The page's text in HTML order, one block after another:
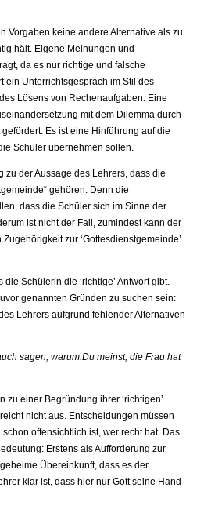
Vorgaben keine andere Alternative als zu
hält. Eigene Meinungen und
da es nur richtige und falsche
ein Unterrichtsgespräch im Stil des
Lösens von Rechenaufgaben. Eine
mit dem Dilemma durch
Es ist eine Hinführung auf die
Schüler übernehmen sollen.
zu der Aussage des Lehrers, dass die
gehören. Denn die
dass die Schüler sich im Sinne der
ist nicht der Fall, zumindest kann der
zur ‘Gottesdienstgemeinde’
Schülerin die ‘richtige’ Antwort gibt.
genannten Gründen zu suchen sein:
Lehrers aufgrund fehlender Alternativen
sagen, warum.Du meinst, die Frau hat
zu einer Begründung ihrer ‘richtigen’
nicht aus. Entscheidungen müssen
offensichtlich ist, wer recht hat. Das
Erstens als Aufforderung zur
Übereinkunft, dass es der
klar ist, dass hier nur Gott seine Hand